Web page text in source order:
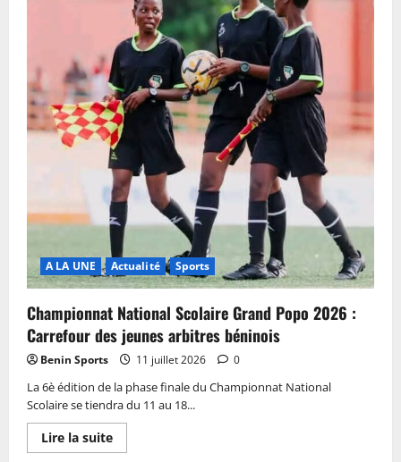
A LA UNE Actualité Sports
Championnat National Scolaire Grand Popo 2026 :
Carrefour des jeunes arbitres béninois
Benin Sports 11 juillet 2026 0
La 6è édition de la phase finale du Championnat National
Scolaire se tiendra du 11 au 18...
Lire la suite